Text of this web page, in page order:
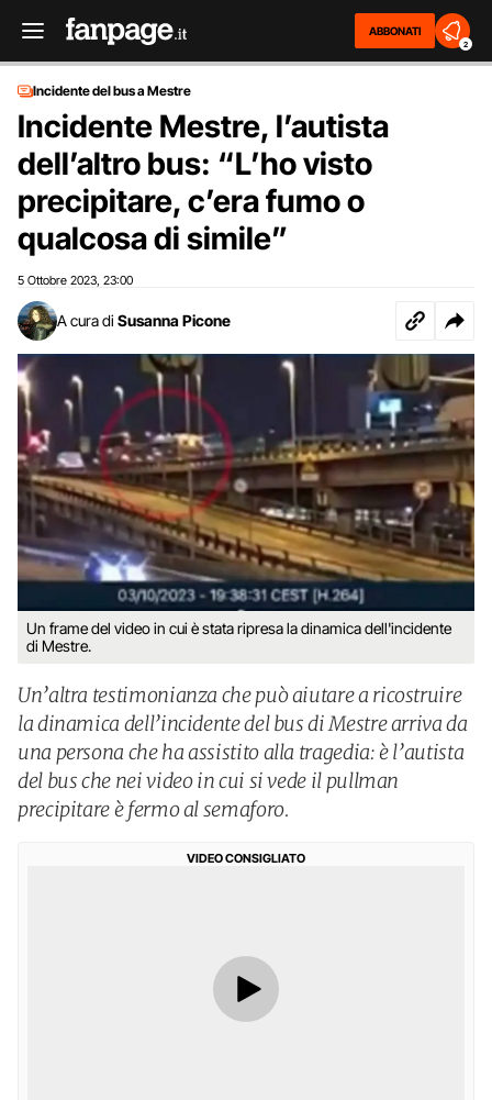
ABBONATI
2
Incidente del bus a Mestre
Incidente Mestre, l’autista
dell’altro bus: “L’ho visto
precipitare, c’era fumo o
qualcosa di simile”
5 Ottobre 2023 23:00
A cura di Susanna Picone
Un frame del video in cui è stata ripresa la dinamica dell'incidente
di Mestre.
Un’altra testimonianza che può aiutare a ricostruire
la dinamica dell’incidente del bus di Mestre arriva da
una persona che ha assistito alla tragedia: è l’autista
del bus che nei video in cui si vede il pullman
precipitare è fermo al semaforo.
VIDEO CONSIGLIATO